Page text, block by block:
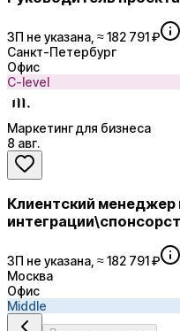
ЗП не указана, ≈ 182 791 ₽
Санкт-Петербург
Офис
C-level
Маркетинг для бизнеса
8 авг.
Клиентский менеджер
ЗП не указана, ≈ 182 791 ₽
Москва
Офис
Middle